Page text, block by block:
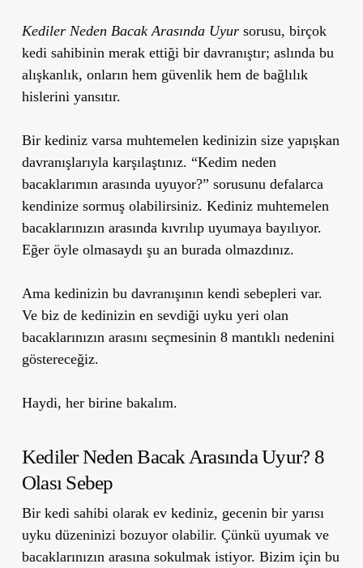
Kediler Neden Bacak Arasında Uyursorusu, birçok
kedi sahibinin merak ettiği bir davranıştır; aslında bu
alışkanlık, onların hem güvenlik hem de bağlılık
hislerini yansıtır.
Bir kediniz varsa muhtemelen kedinizin size yapışkan
davranışlarıyla karşılaştınız. “Kedim neden
bacaklarımın arasında uyuyor?” sorusunu defalarca
kendinize sormuş olabilirsiniz. Kediniz muhtemelen
bacaklarınızın arasında kıvrılıp uyumaya bayılıyor.
Eğer öyle olmasaydı şu an burada olmazdınız.
Ama kedinizin bu davranışının kendi sebepleri var.
Ve biz de kedinizin en sevdiği uyku yeri olan
bacaklarınızın arasını seçmesinin 8 mantıklı nedenini
göstereceğiz.
Haydi, her birine bakalım.
Kediler Neden Bacak Arasında Uyur? 8
Olası Sebep
Bir kedi sahibi olarak ev kediniz, gecenin bir yarısı
uyku düzeninizi bozuyor olabilir. Çünkü uyumak ve
bacaklarınızın arasına sokulmak istiyor. Bizim için bu